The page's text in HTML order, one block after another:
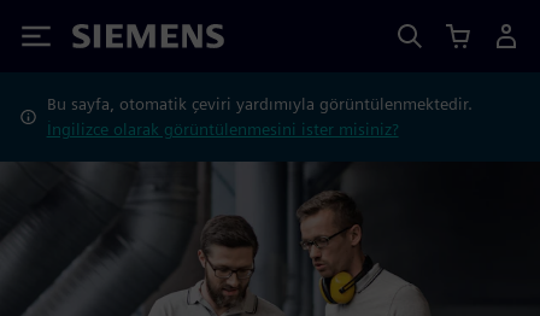
Siemens
Bu sayfa, otomatik çeviri yardımıyla görüntülenmektedir.
İngilizce olarak görüntülenmesini ister misiniz?